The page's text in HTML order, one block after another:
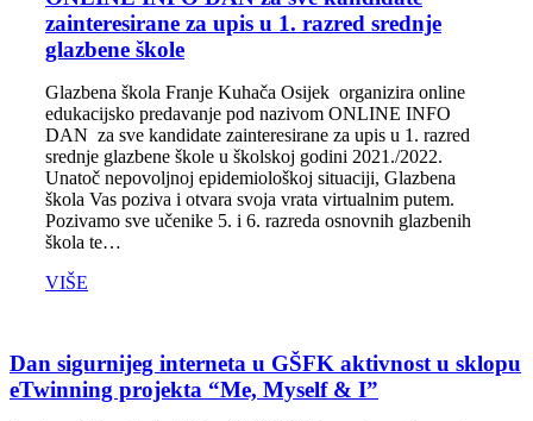
zainteresirane za upis u 1. razred srednje
glazbene škole
Glazbena škola Franje Kuhača Osijek organizira online
edukacijsko predavanje pod nazivom ONLINE INFO
DAN za sve kandidate zainteresirane za upis u 1. razred
srednje glazbene škole u školskoj godini 2021./2022.
Unatoč nepovoljnoj epidemiološkoj situaciji, Glazbena
škola Vas poziva i otvara svoja vrata virtualnim putem.
Pozivamo sve učenike 5. i 6. razreda osnovnih glazbenih
škola te…
VIŠE
Dan sigurnijeg interneta u GŠFK aktivnost u sklopu
eTwinning projekta “Me, Myself & I”